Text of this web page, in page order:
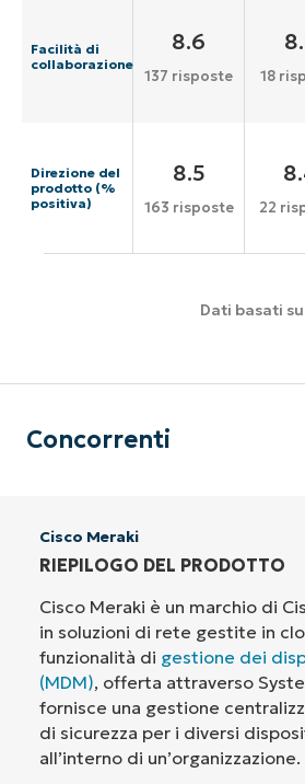
Facilità di
collaborazione
8.6
137 risposte 18
Direzione del
prodotto (%
positiva)
8.5
163 risposte 22
Dati basati
Concorrenti
Cisco Meraki
RIEPILOGO DEL PRODOTTO
Cisco Meraki è un marchio di
in soluzioni di rete gestite in
funzionalità di gestione dei
(MDM), offerta attraverso
fornisce una gestione
di sicurezza per i diversi
all’interno di un’organizzazione.